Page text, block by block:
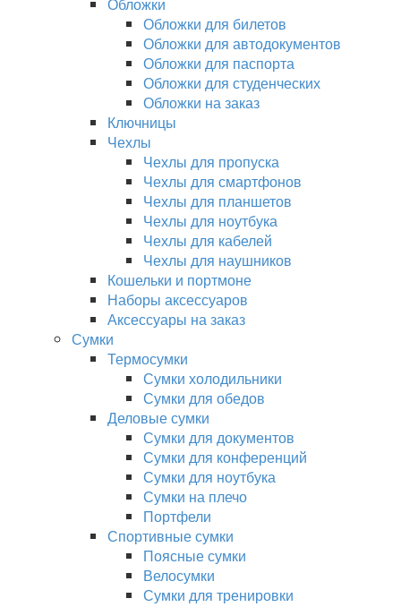
Обложки для билетов
Обложки для автодокументов
Обложки для паспорта
Обложки для студенческих
Обложки на заказ
Ключницы
Чехлы
Чехлы для пропуска
Чехлы для смартфонов
Чехлы для планшетов
Чехлы для ноутбука
Чехлы для кабелей
Чехлы для наушников
Кошельки и портмоне
Наборы аксессуаров
Аксессуары на заказ
Сумки
Термосумки
Сумки холодильники
Сумки для обедов
Деловые сумки
Сумки для документов
Сумки для конференций
Сумки для ноутбука
Сумки на плечо
Портфели
Спортивные сумки
Поясные сумки
Велосумки
Сумки для тренировки